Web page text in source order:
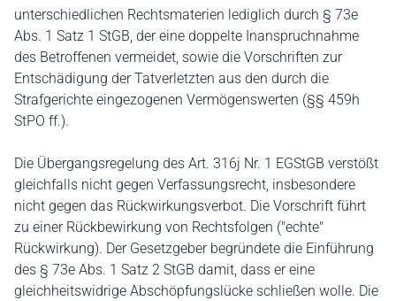
unterschiedlichen Rechtsmaterien lediglich durch § 73e
Abs. 1 Satz 1 StGB, der eine doppelte Inanspruchnahme
des Betroffenen vermeidet, sowie die Vorschriften zur
Entschädigung der Tatverletzten aus den durch die
Strafgerichte eingezogenen Vermögenswerten (§§ 459h
StPO ff.).
Die Übergangsregelung des Art. 316j Nr. 1 EGStGB verstößt
gleichfalls nicht gegen Verfassungsrecht, insbesondere
nicht gegen das Rückwirkungsverbot. Die Vorschrift führt
zu einer Rückbewirkung von Rechtsfolgen ("echte"
Rückwirkung). Der Gesetzgeber begründete die Einführung
des § 73e Abs. 1 Satz 2 StGB damit, dass er eine
gleichheitswidrige Abschöpfungslücke schließen wolle. Die